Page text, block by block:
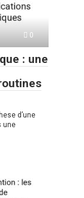
0
: une
d’une
une